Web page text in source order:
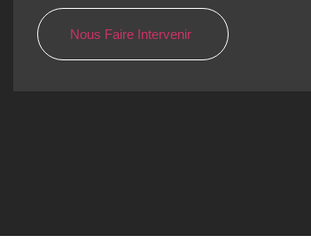
Nous Faire Intervenir